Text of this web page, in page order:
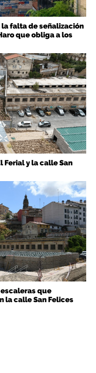
la falta de señalización
que obliga a los
Ferial y la calle San
que
la calle San Felices